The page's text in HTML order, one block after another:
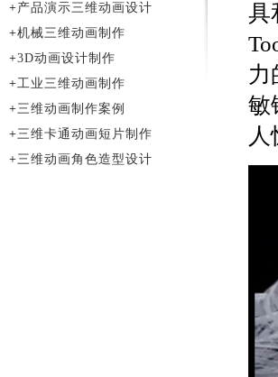
具
力
敏
+产品演示三维动画设计
+机械三维动画制作
+3D动画设计制作
+工业三维动画制作
+三维动画制作案例
+三维卡通动画短片制作
+三维动画角色造型设计